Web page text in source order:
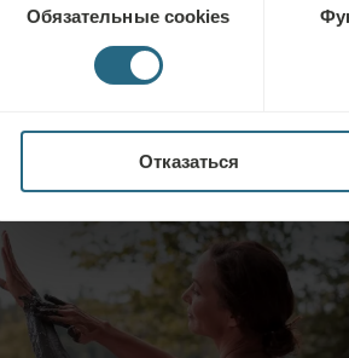
согласия
Обязательные cookies
Отказаться